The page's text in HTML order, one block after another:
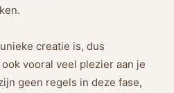
creatie is, dus
vooral veel plezier aan je
geen regels in deze fase,